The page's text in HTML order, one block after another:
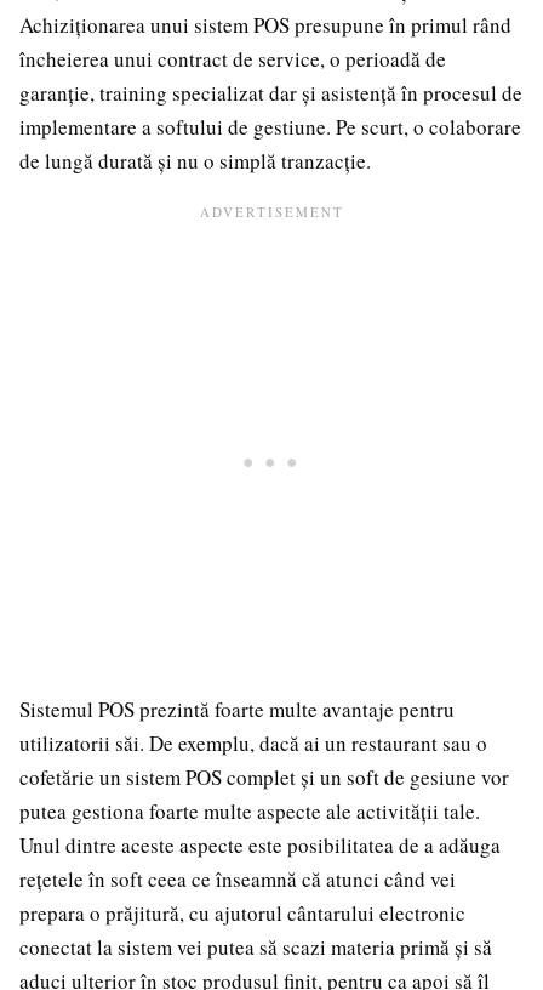
Achiziționarea unui sistem POS presupune în primul rând
încheierea unui contract de service, o perioadă de
garanție, training specializat dar și asistență în procesul de
implementare a softului de gestiune. Pe scurt, o colaborare
de lungă durată și nu o simplă tranzacție.
Sistemul POS prezintă foarte multe avantaje pentru
utilizatorii săi. De exemplu, dacă ai un restaurant sau o
cofetărie un sistem POS complet și un soft de gesiune vor
putea gestiona foarte multe aspecte ale activității tale.
Unul dintre aceste aspecte este posibilitatea de a adăuga
rețetele în soft ceea ce înseamnă că atunci când vei
prepara o prăjitură, cu ajutorul cântarului electronic
conectat la sistem vei putea să scazi materia primă și să
aduci ulterior în stoc produsul finit, pentru ca apoi să îl